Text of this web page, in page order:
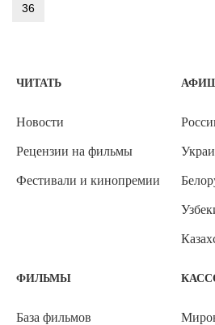
36
ЧИТАТЬ
Новости
Рецензии на фильмы
Фестивали и кинопремии
ФИЛЬМЫ
База фильмов